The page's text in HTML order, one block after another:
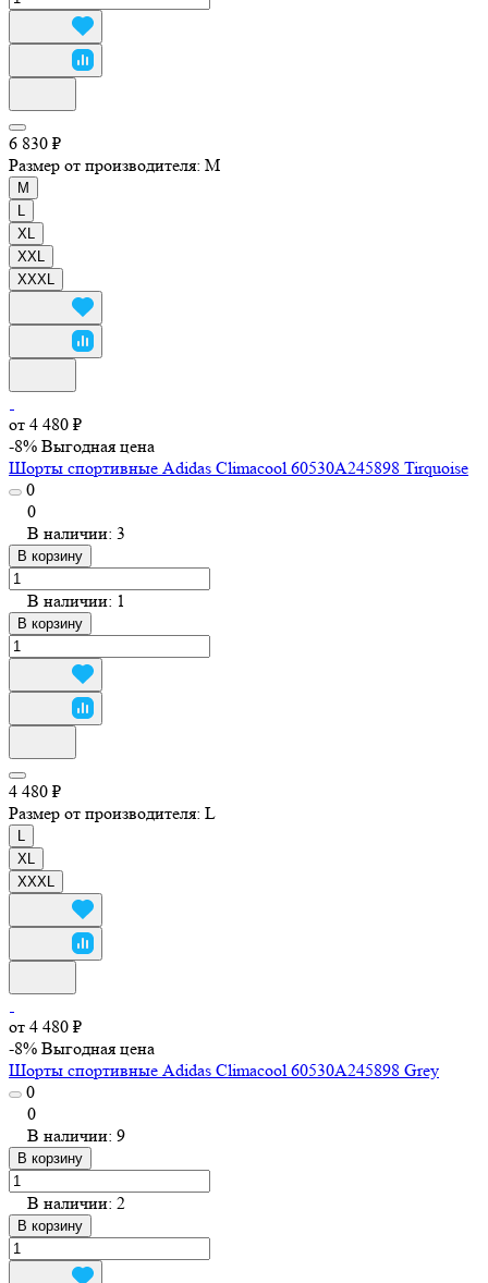
6 830 ₽
Размер от производителя: M
M
XL
XXL
XXXL
от 4 480 ₽
-8% Выгодная цена
Шорты спортивные Adidas Climacool 60530A245898 Tirquoise
0
0
В наличии: 3
В корзину
В наличии: 1
В корзину
4 480 ₽
Размер от производителя: L
XL
XXXL
от 4 480 ₽
-8% Выгодная цена
Шорты спортивные Adidas Climacool 60530A245898 Grey
0
0
В наличии: 9
В корзину
В наличии: 2
В корзину